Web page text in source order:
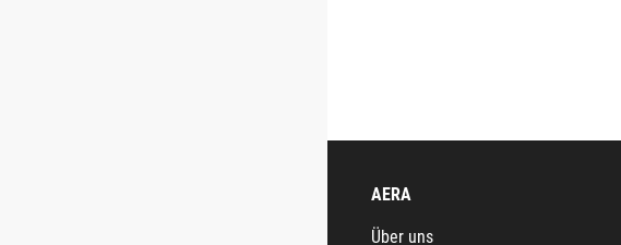
AERA
Über uns